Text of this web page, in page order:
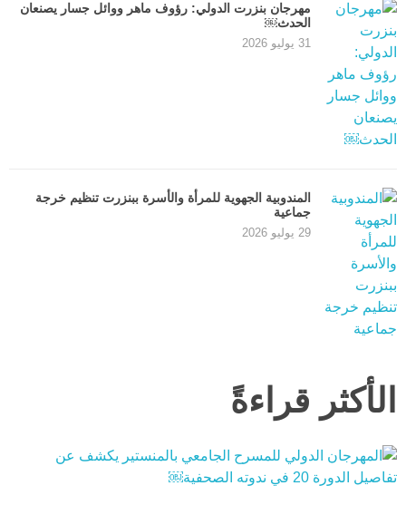
مهرجان بنزرت الدولي: رؤوف ماهر ووائل جسار يصنعان
الحدث￼
31 يوليو 2026
المندوبية الجهوية للمرأة والأسرة ببنزرت تنظيم خرجة
جماعية
29 يوليو 2026
الأكثر قراءةً